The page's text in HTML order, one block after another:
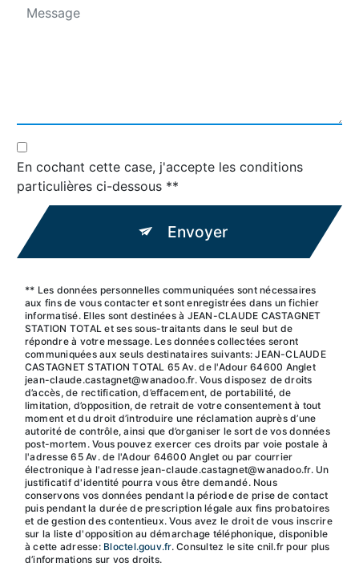
En cochant cette case, j'accepte les conditions
particulières ci-dessous **
Envoyer
** Les données personnelles communiquées sont nécessaires
aux fins de vous contacter et sont enregistrées dans un fichier
informatisé. Elles sont destinées à JEAN-CLAUDE CASTAGNET
STATION TOTAL et ses sous-traitants dans le seul but de
répondre à votre message. Les données collectées seront
communiquées aux seuls destinataires suivants: JEAN-CLAUDE
CASTAGNET STATION TOTAL 65 Av. de l'Adour 64600 Anglet
jean-claude.castagnet@wanadoo.fr. Vous disposez de droits
d’accès, de rectification, d’effacement, de portabilité, de
limitation, d’opposition, de retrait de votre consentement à tout
moment et du droit d’introduire une réclamation auprès d’une
autorité de contrôle, ainsi que d’organiser le sort de vos données
post-mortem. Vous pouvez exercer ces droits par voie postale à
l'adresse 65 Av. de l'Adour 64600 Anglet ou par courrier
électronique à l'adresse jean-claude.castagnet@wanadoo.fr. Un
justificatif d'identité pourra vous être demandé. Nous
conservons vos données pendant la période de prise de contact
puis pendant la durée de prescription légale aux fins probatoires
et de gestion des contentieux. Vous avez le droit de vous inscrire
sur la liste d'opposition au démarchage téléphonique, disponible
à cette adresse: Bloctel.gouv.fr. Consultez le site cnil.fr pour plus
d’informations sur vos droits.